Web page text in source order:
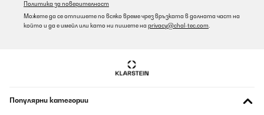
Политика за поверителност
Можете да се отпишете по всяко време чрез връзката в долната част на
който и да е имейл или като ни пишете на privacy@chal-tec.com
Популярни категории